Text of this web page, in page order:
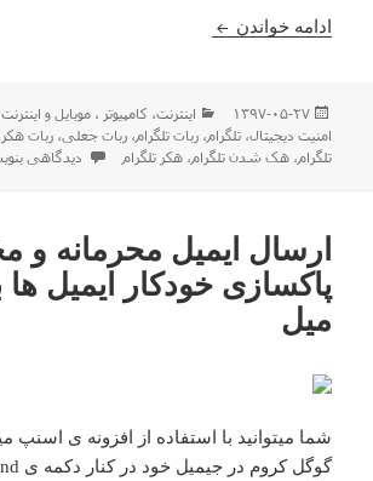
ادامه خواندن مراقب اکانت تلگرام خود
ارسال
شده
در
۱۳۹۷-۰۵-۲۷ دسته‌ها
اينترنت، كامپيوتر ، موبایل و اينترنت
امنیت دیجیتال،تلگرام،ربات تلگرام،ربات جعلی،ربات هکر
تلگرام،هک شدن تلگرام،هکر تلگرام برای مراقب
دیدگاهی
ارسال ایمیل محرمانه و
پاکسازی خودکار ایمیل
میل
شما میتوانید با استفاده از افزونه ی اسنپ